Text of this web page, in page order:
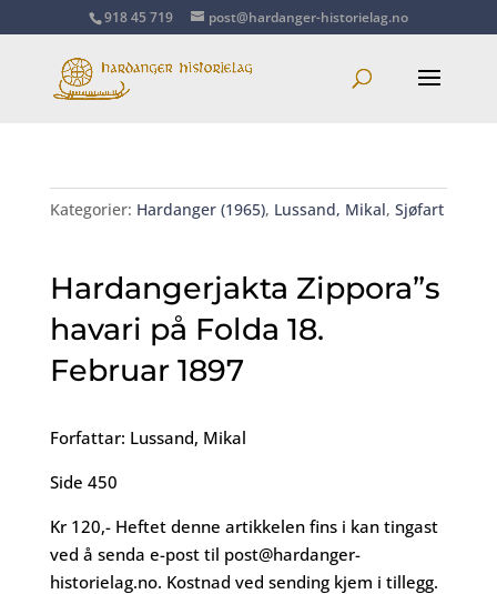
918 45 719 post@hardanger-historielag.no
Kategorier: Hardanger (1965), Lussand, Mikal, Sjøfart
Hardangerjakta Zippora”s
havari på Folda 18.
Februar 1897
Forfattar: Lussand, Mikal
Side 450
Kr 120,- Heftet denne artikkelen fins i kan tingast
ved å senda e-post til post@hardanger-
historielag.no. Kostnad ved sending kjem i tillegg.